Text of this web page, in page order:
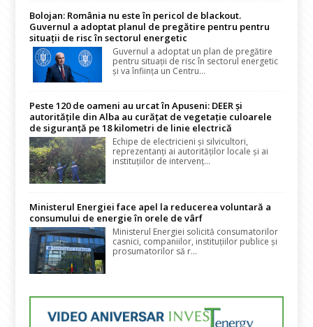
Bolojan: România nu este în pericol de blackout.
Guvernul a adoptat planul de pregătire pentru pentru
situații de risc în sectorul energetic
Guvernul a adoptat un plan de pregătire
pentru situații de risc în sectorul energetic
și va înființa un Centru...
Peste 120 de oameni au urcat în Apuseni: DEER și
autoritățile din Alba au curățat de vegetație culoarele
de siguranță pe 18 kilometri de linie electrică
Echipe de electricieni și silvicultori,
reprezentanți ai autorităților locale și ai
instituțiilor de intervenț...
Ministerul Energiei face apel la reducerea voluntară a
consumului de energie în orele de vârf
Ministerul Energiei solicită consumatorilor
casnici, companiilor, instituțiilor publice și
prosumatorilor să r...